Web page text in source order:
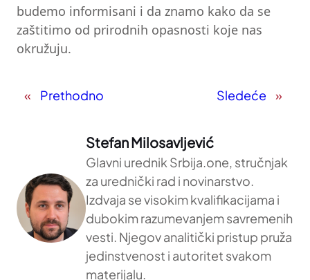
budemo informisani i da znamo kako da se
zaštitimo od prirodnih opasnosti koje nas
okružuju.
« Prethodno Sledeće »
Stefan Milosavljević
Glavni urednik Srbija.one, stručnjak
za urednički rad i novinarstvo.
Izdvaja se visokim kvalifikacijama i
dubokim razumevanjem savremenih
vesti. Njegov analitički pristup pruža
jedinstvenost i autoritet svakom
materijalu.